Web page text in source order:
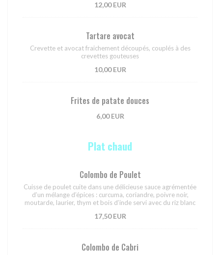
12,00 EUR
Tartare avocat
Crevette et avocat fraichement découpés, couplés à des
crevettes gouteuses
10,00 EUR
Frites de patate douces
6,00 EUR
Plat chaud
Colombo de Poulet
Cuisse de poulet cuite dans une délicieuse sauce agrémentée
d’un mélange d’épices : curcuma, coriandre, poivre noir,
moutarde, laurier, thym et bois d’inde servi avec du riz blanc
17,50 EUR
Colombo de Cabri